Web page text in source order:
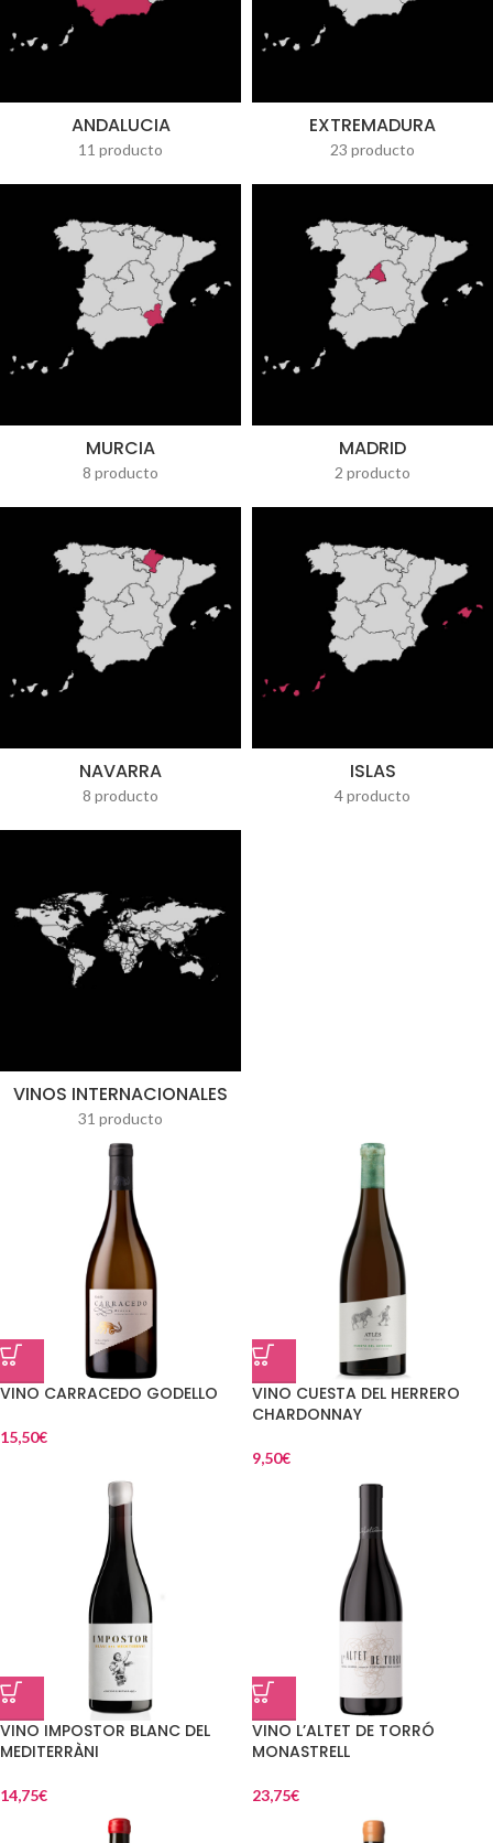
ANDALUCIA
11 producto
EXTREMADURA
23 producto
MURCIA
8 producto
MADRID
2 producto
NAVARRA
8 producto
ISLAS
4 producto
VINOS INTERNACIONALES
31 producto
VINO CARRACEDO GODELLO
15,50€
VINO CUESTA DEL HERRERO
CHARDONNAY
9,50€
VINO IMPOSTOR BLANC DEL
MEDITERRÀNI
14,75€
VINO L’ALTET DE TORRÓ
MONASTRELL
23,75€